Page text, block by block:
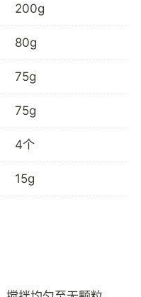
200g
80g
75g
75g
4个
15g